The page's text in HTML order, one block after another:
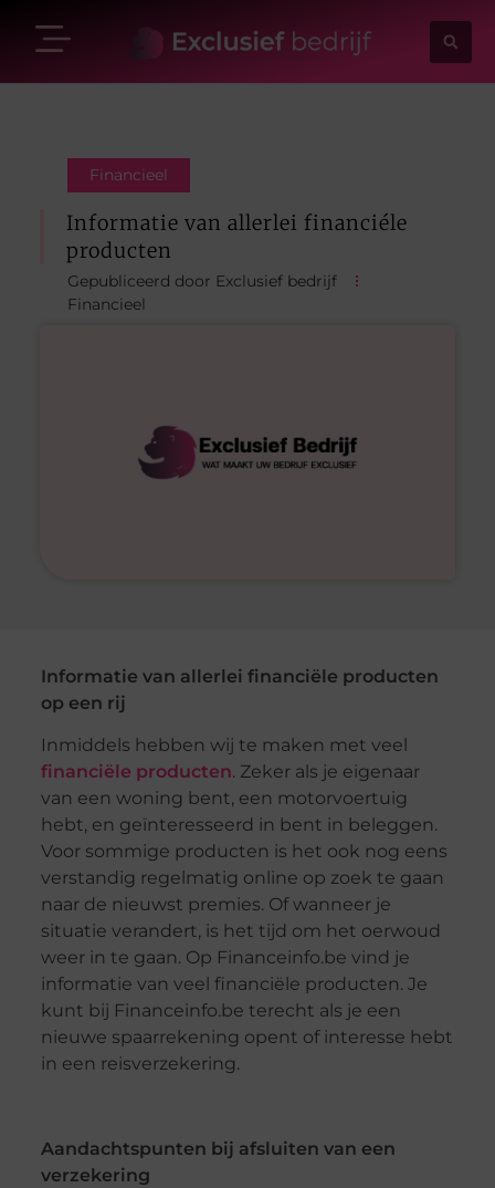
Financieel
Informatie van allerlei financiéle
producten
Gepubliceerd door Exclusief bedrijf
Financieel
Informatie van allerlei financiële producten
op een rij
Inmiddels hebben wij te maken met veel
financiële producten. Zeker als je eigenaar
van een woning bent, een motorvoertuig
hebt, en geïnteresseerd in bent in beleggen.
Voor sommige producten is het ook nog eens
verstandig regelmatig online op zoek te gaan
naar de nieuwst premies. Of wanneer je
situatie verandert, is het tijd om het oerwoud
weer in te gaan. Op Financeinfo.be vind je
informatie van veel financiële producten. Je
kunt bij Financeinfo.be terecht als je een
nieuwe spaarrekening opent of interesse hebt
in een reisverzekering.
Aandachtspunten bij afsluiten van een
verzekering